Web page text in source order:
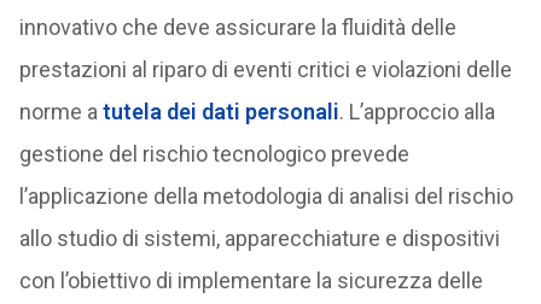
innovativo che deve assicurare la fluidità delle
prestazioni al riparo di eventi critici e violazioni delle
norme a tutela dei dati personali. L’approccio alla
gestione del rischio tecnologico prevede
l’applicazione della metodologia di analisi del rischio
allo studio di sistemi, apparecchiature e dispositivi
con l’obiettivo di implementare la sicurezza delle